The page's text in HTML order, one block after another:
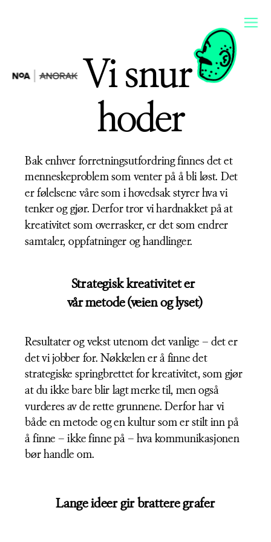
Vi snur
hoder
Bak enhver forretningsutfordring finnes det et
menneskeproblem som venter på å bli løst. Det
er følelsene våre som i hovedsak styrer hva vi
tenker og gjør. Derfor tror vi hardnakket på at
kreativitet som overrasker, er det som endrer
samtaler, oppfatninger og handlinger.
Strategisk kreativitet er
vår metode (veien og lyset)
Resultater og vekst utenom det vanlige – det er
det vi jobber for. Nøkkelen er å finne det
strategiske springbrettet for kreativitet, som gjør
at du ikke bare blir lagt merke til, men også
vurderes av de rette grunnene. Derfor har vi
både en metode og en kultur som er stilt inn på
å finne – ikke finne på – hva kommunikasjonen
bør handle om.
Lange ideer gir brattere grafer